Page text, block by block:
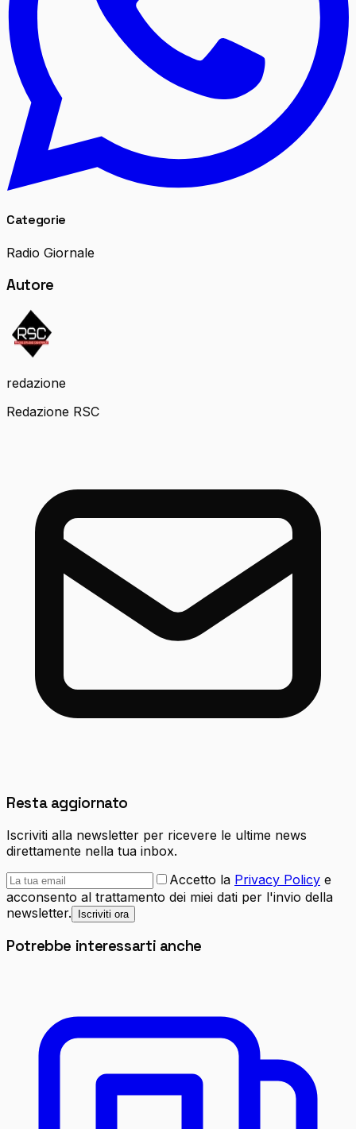
Categorie
Radio Giornale
Autore
redazione
Redazione RSC
Resta aggiornato
Iscriviti alla newsletter per ricevere le ultime news
direttamente nella tua inbox.
Accetto la Privacy Policy e
acconsento al trattamento dei miei dati per l'invio della
newsletter.
Iscriviti ora
Potrebbe interessarti anche